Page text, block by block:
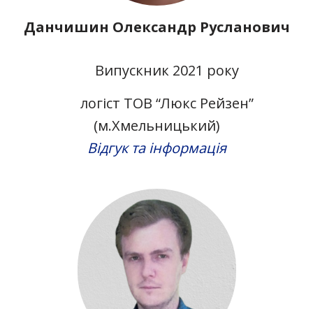
Данчишин Олександр Русланович
Випускник 2021 року
логіст ТОВ “Люкс Рейзен”
(м.Хмельницький)
Відгук та інформація